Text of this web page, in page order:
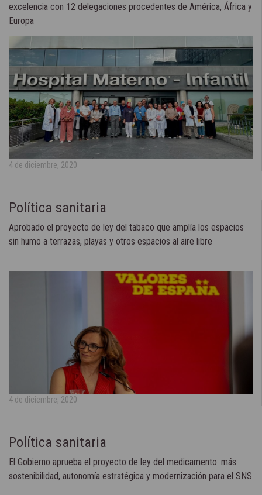
excelencia con 12 delegaciones procedentes de América, África y
Europa
4 de diciembre, 2020
Política sanitaria
Aprobado el proyecto de ley del tabaco que amplía los espacios
sin humo a terrazas, playas y otros espacios al aire libre
4 de diciembre, 2020
Política sanitaria
El Gobierno aprueba el proyecto de ley del medicamento: más
sostenibilidad, autonomía estratégica y modernización para el SNS